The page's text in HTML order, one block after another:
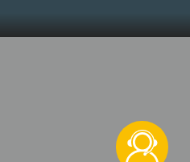
Safety Agency,
三種等級，最低
照，只能在操作
場與自然保護區